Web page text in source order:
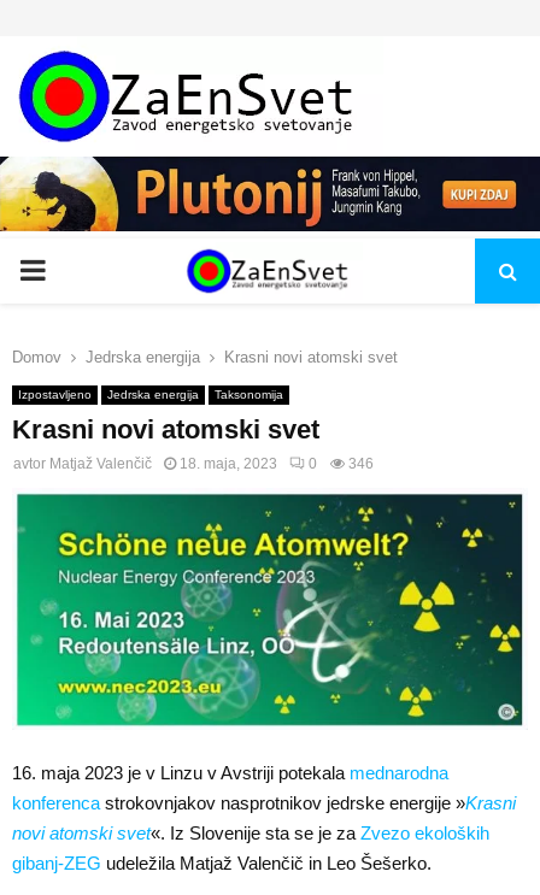
PRIMARY
Domov Jedrska energija Krasni novi atomski svet
Izpostavljeno Jedrska energija Taksonomija
Krasni novi atomski svet
avtor Matjaž Valenčič 18. maja, 2023 0 346
16. maja 2023 je v Linzu v Avstriji potekala mednarodna
konferenca strokovnjakov nasprotnikov jedrske energije »Krasni
novi atomski svet«. Iz Slovenije sta se je za Zvezo ekoloških
gibanj-ZEG udeležila Matjaž Valenčič in Leo Šešerko.